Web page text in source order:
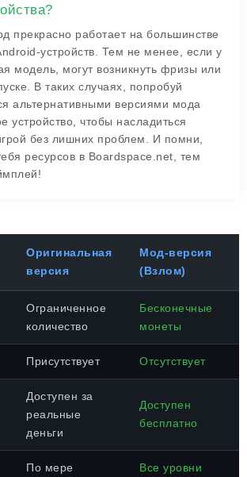
прекрасно работает на большинстве
устройств. Тем не менее, если у
модель, могут возникнуть фризы или
В таких случаях, попробуй
альтернативными версиями мода
устройство, чтобы насладиться
без лишних проблем. И помни,
ресурсов в Boardspace.net, тем
Оригинальная
версия
Мод-версия
(Взлом)
Ограниченное
количество
Бесконечные
монеты
Присутствует Отсутствует
Доступен за
реальные
деньги
Доступен
бесплатно
По мере
Все уровни